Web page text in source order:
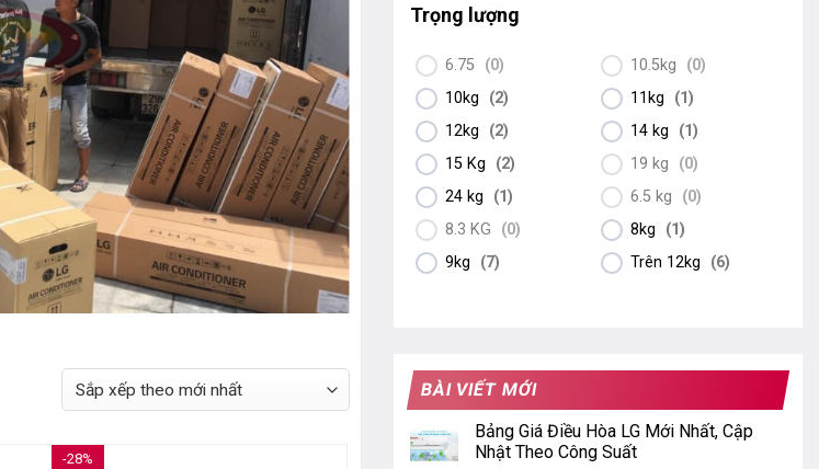
-28%
Trọng lượng
6.75 (0) 10.5kg (0)
10kg
(2) 11kg (1)
12kg
(2) 14 kg (1)
15 Kg
(2) 19 kg (0)
24 kg
(1) 6.5 kg (0)
8.3 KG
(0) 8kg (1)
9kg
(7) Trên 12kg (6)
BÀI VIẾT MỚI
Bảng Giá Điều Hòa LG Mới Nhất, Cập
Nhật Theo Công Suất